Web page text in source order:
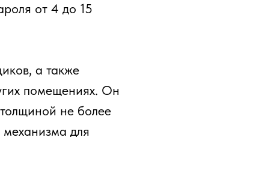
от 4 до 15
а также
помещениях. Он
не более
механизма для